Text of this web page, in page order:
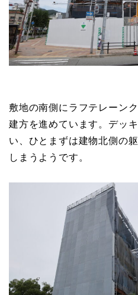
敷地の南側にラフテレーン
建方を進めています。デッ
い、ひとまずは建物北側の
しまうようです。